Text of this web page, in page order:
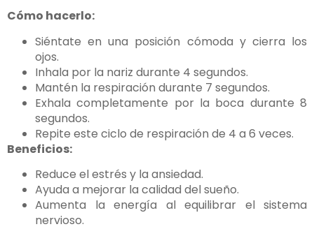
Cómo hacerlo:
Siéntate en una posición cómoda y cierra los
ojos.
Inhala por la nariz durante 4 segundos.
Mantén la respiración durante 7 segundos.
Exhala completamente por la boca durante 8
segundos.
Repite este ciclo de respiración de 4 a 6 veces.
Beneficios:
Reduce el estrés y la ansiedad.
Ayuda a mejorar la calidad del sueño.
Aumenta la energía al equilibrar el sistema
nervioso.